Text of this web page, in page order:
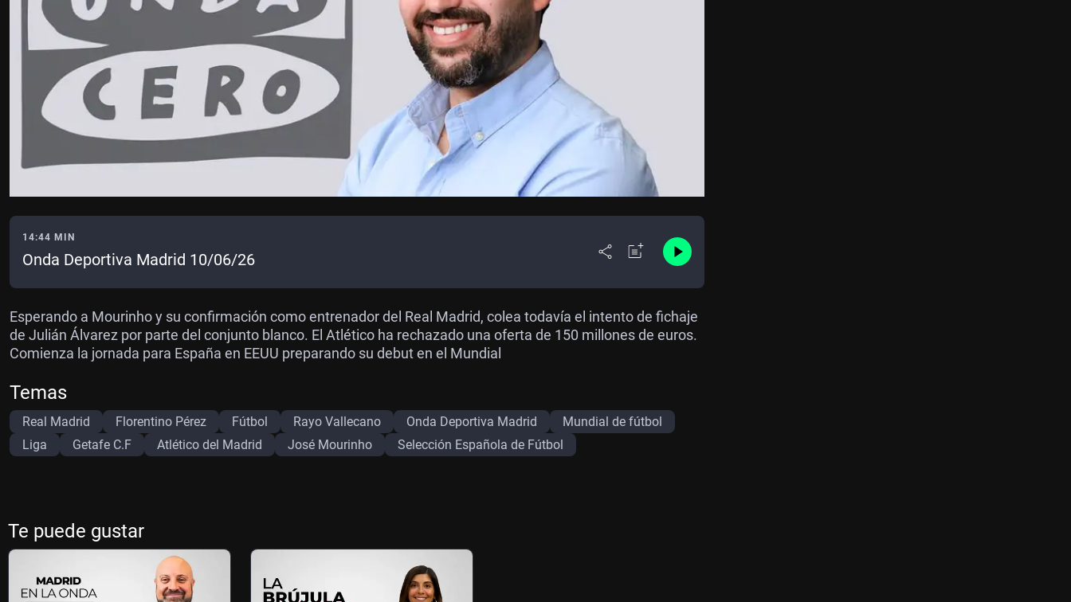
14:44 MIN
Onda Deportiva Madrid 10/06/26
Esperando a Mourinho y su confirmación como entrenador del Real Madrid, colea todavía el intento de fichaje
de Julián Álvarez por parte del conjunto blanco. El Atlético ha rechazado una oferta de 150 millones de euros.
Comienza la jornada para España en EEUU preparando su debut en el Mundial
Temas
Real Madrid Florentino Pérez Fútbol Rayo Vallecano Onda Deportiva Madrid
Mundial de fútbol
Liga
Getafe C.F Atlético del Madrid José Mourinho Selección Española de Fútbol
Te puede gustar